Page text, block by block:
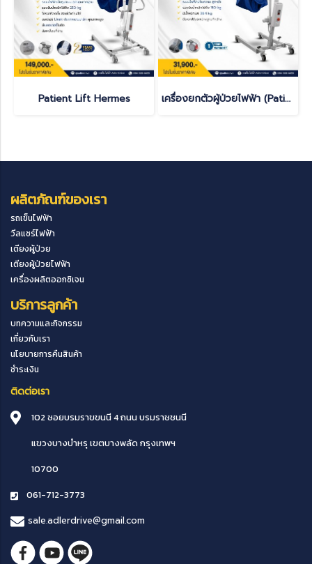
Patient Lift Hermes เครื่องยกตัวผู้ป่วยไฟฟ้า (Patient Lift)
ผลิตภัณฑ์ของเรา
รถเข็นไฟฟ้า
วีลแชร์ไฟฟ้า
เตียงผู้ป่วย
เตียงผู้ป่วยไฟฟ้า
เครื่องผลิตออกซิเจน
บริการลูกค้า
บทความและกิจกรรม
เกี่ยวกับเรา
นโยบายการคืนสินค้า
ชำระเงิน
ติดต่อเรา
102 ซอยบรมราขขนนี 4 ถนน บรมราชชนนี
แขวงบางบำหรุ เขตบางพลัดกรุงเทพฯ
10700
061-712-3773
sale.adlerdrive@gmail.com